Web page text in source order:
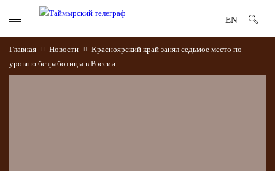
EN
Главная Новости
Красноярский край занял седьмое место по
уровню безработицы в России